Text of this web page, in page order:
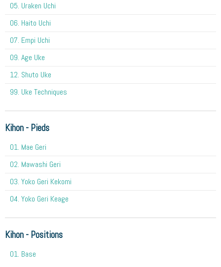
05. Uraken Uchi
06. Haito Uchi
07. Empi Uchi
09. Age Uke
12. Shuto Uke
99. Uke Techniques
Kihon - Pieds
01. Mae Geri
02. Mawashi Geri
03. Yoko Geri Kekomi
04. Yoko Geri Keage
Kihon - Positions
01. Base